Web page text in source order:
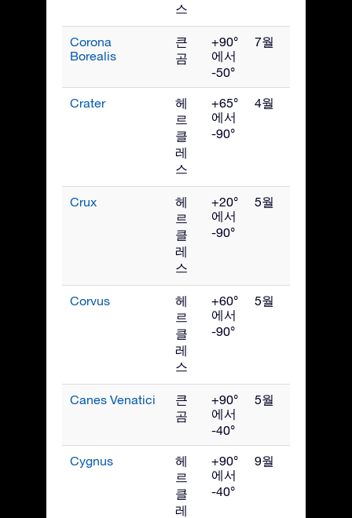
스
Corona
Borealis
큰
곰
+90°
에서
-50°
7월
Crater
헤
르
클
레
스
+65°
에서
-90°
4월
Crux
헤
르
클
레
스
+20°
에서
-90°
5월
Corvus
헤
르
클
레
스
+60°
에서
-90°
5월
Canes Venatici
큰
곰
+90°
에서
-40°
5월
Cygnus
헤
르
클
레
+90°
에서
-40°
9월